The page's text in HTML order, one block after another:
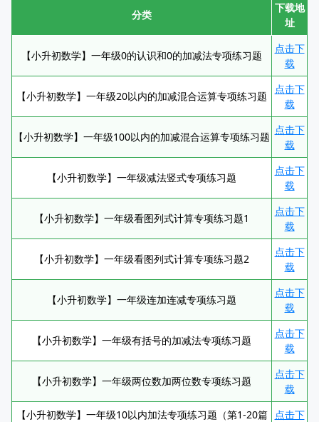
分类
下载地
址
【小升初数学】一年级0的认识和0的加减法专项练习题
点击下
载
【小升初数学】一年级20以内的加减混合运算专项练习题
点击下
载
【小升初数学】一年级100以内的加减混合运算专项练习题
点击下
载
【小升初数学】一年级减法竖式专项练习题
点击下
载
【小升初数学】一年级看图列式计算专项练习题1
点击下
载
【小升初数学】一年级看图列式计算专项练习题2
点击下
载
【小升初数学】一年级连加连减专项练习题
点击下
载
【小升初数学】一年级有括号的加减法专项练习题
点击下
载
【小升初数学】一年级两位数加两位数专项练习题
点击下
载
【小升初数学】一年级10以内加法专项练习题（第1-20篇
点击下